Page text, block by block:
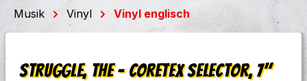
Zum Hauptinhalt springen
Musik Vinyl Vinyl englisch
Struggle, the - Coretex Selector, 7"